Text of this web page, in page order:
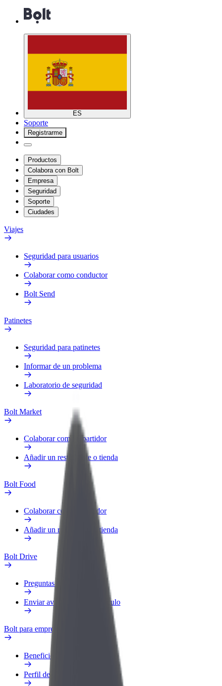
ES
Soporte
Registrarme
Productos
Colabora con Bolt
Empresa
Seguridad
Soporte
Ciudades
Viajes
Seguridad para usuarios
Colaborar como conductor
Bolt Send
Patinetes
Seguridad para patinetes
Informar de un problema
Laboratorio de seguridad
Bolt Market
Colaborar como repartidor
Añadir un restaurante o tienda
Bolt Food
Colaborar como repartidor
Añadir un restaurante o tienda
Bolt Drive
Preguntas frecuentes
Enviar aviso sobre un vehículo
Bolt para empresas
Beneficios
Perfil de trabajo